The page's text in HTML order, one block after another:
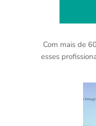
Com mais de
esses